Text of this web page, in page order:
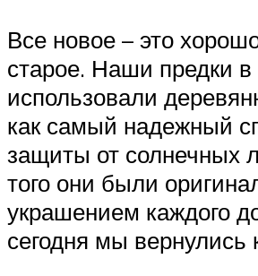
Все новое – это
старое. Наши предки
использовали
как самый надежный
защиты от солнечных
того они были
украшением каждого
сегодня мы вернулись